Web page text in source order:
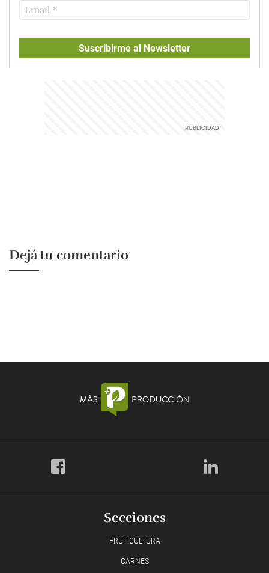
Suscribirme al Newsletter
Dejá tu comentario
Secciones
FRUTICULTURA
CARNES